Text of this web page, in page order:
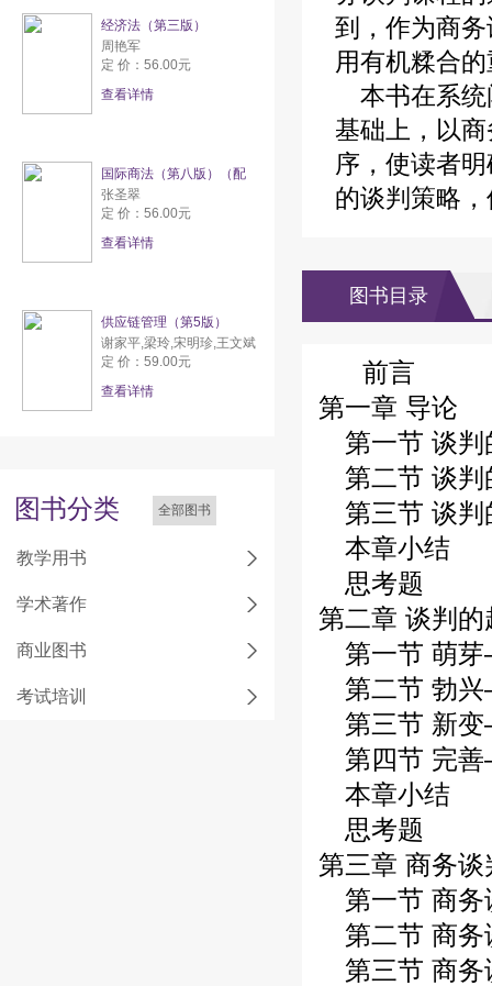
经济法（第三版）
周艳军
定 价：56.00元
查看详情
国际商法（第八版）（配
张圣翠
定 价：56.00元
查看详情
供应链管理（第5版）
谢家平,梁玲,宋明珍,王文斌
定 价：59.00元
查看详情
图书分类 全部图书
教学用书
学术著作
商业图书
考试培训
到，作为商
用有机糅合
本书在系统
基础上，以
序，使读者
的谈判策略
图书目录
前言
第一章 导论
第一节 谈判
第二节 谈判
第三节 谈判
本章小结
思考题
第二章 谈判
第一节 萌
第二节 勃
第三节 新
第四节 完
本章小结
思考题
第三章 商务谈
第一节 商务
第二节 商务
第三节 商务